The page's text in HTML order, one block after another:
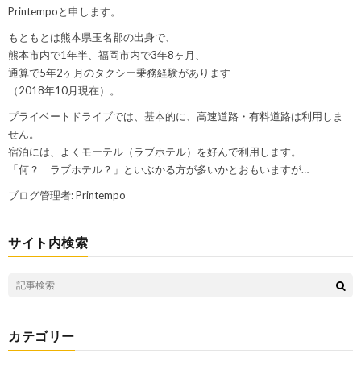
Printempoと申します。
もともとは熊本県玉名郡の出身で、
熊本市内で1年半、福岡市内で3年8ヶ月、
通算で5年2ヶ月のタクシー乗務経験があります
（2018年10月現在）。
プライベートドライブでは、基本的に、高速道路・有料道路は利用しま
せん。
宿泊には、よくモーテル（ラブホテル）を好んで利用します。
「何？ ラブホテル？」といぶかる方が多いかとおもいますが…
ブログ管理者: Printempo
サイト内検索
カテゴリー